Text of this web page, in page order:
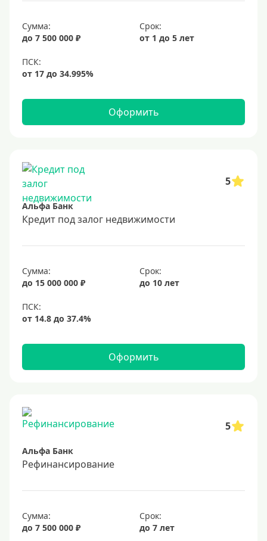
7%
8%
9%
11%
12%
14%
15%
16%
17%
20%
Сумма
1000000 руб
1200000 руб
1300000 руб
1500000 руб
1600000 руб
2 миллиона
Сумма:
до 7 500 000 ₽
Срок:
от 1 до 5 лет
Оформить
5
Альфа Банк
Кредит под залог недвижимости
Сумма:
до 15 000 000 ₽
Срок:
до 10 лет
Оформить
5
Альфа Банк
Рефинансирование
Сумма:
до 7 500 000 ₽
Срок:
до 7 лет